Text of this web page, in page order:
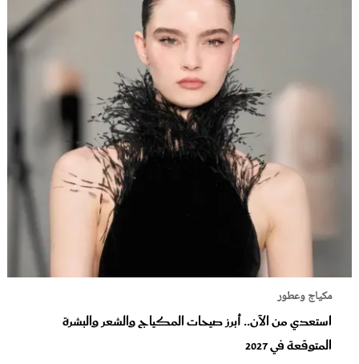
مكياج وعطور
استعدي من الآن.. أبرز صيحات المكياج والشعر والبشرة
المتوقعة في 2027